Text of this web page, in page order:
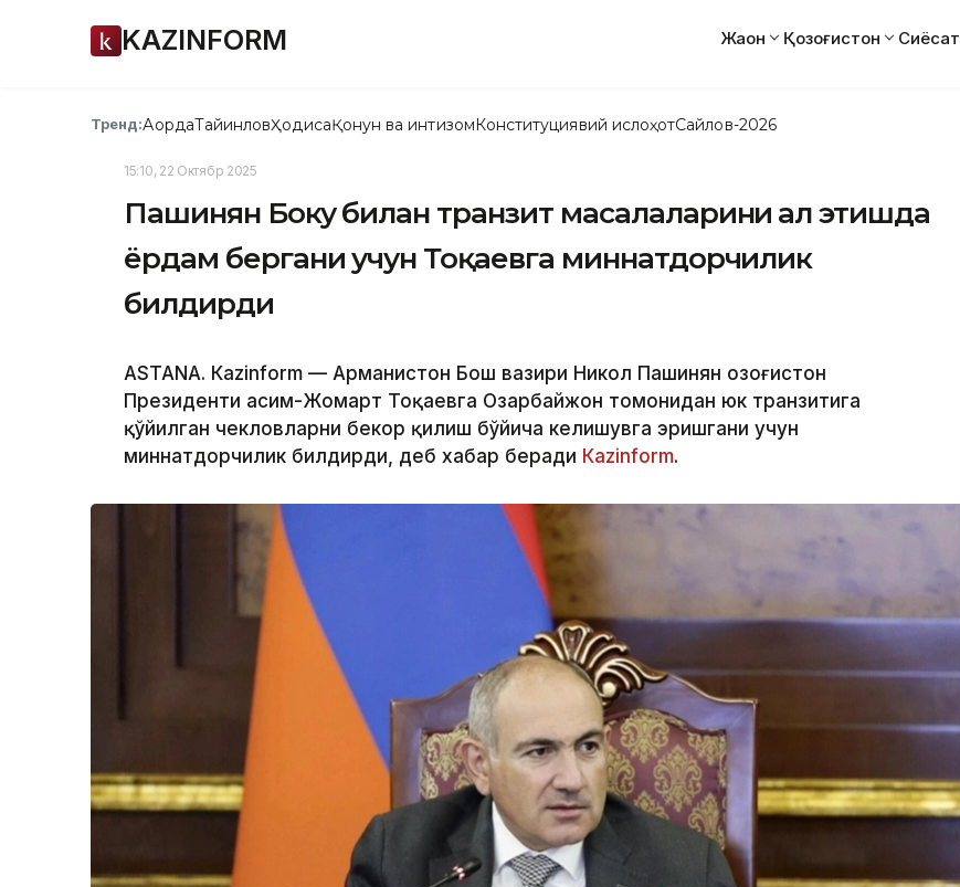
KAZINFORM Жаҳон Қозоғистон Сиёсат
Тренд:АқордаТайинловҲодисаҚонун ва интизомКонституциявий ислоҳотСайлов-2026
15:10, 22 Октябр 2025
Пашинян Боку билан транзит масалаларини ҳал этишда
ёрдам бергани учун Тоқаевга миннатдорчилик
билдирди
ASTANА. Кazinform — Арманистон Бош вазири Никол Пашинян Қозоғистон
Президенти Қасим-Жомарт Тоқаевга Озарбайжон томонидан юк транзитига
қўйилган чекловларни бекор қилиш бўйича келишувга эришгани учун
миннатдорчилик билдирди, деб хабар беради Кazinform.